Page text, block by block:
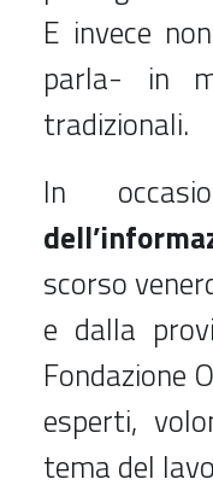
E invece
parla- in
tradizionali.
In
scorso
e dalla
Fondazione
esperti,
tema del